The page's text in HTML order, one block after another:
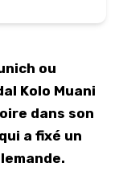
ou
Kolo Muani
dans son
a fixé un